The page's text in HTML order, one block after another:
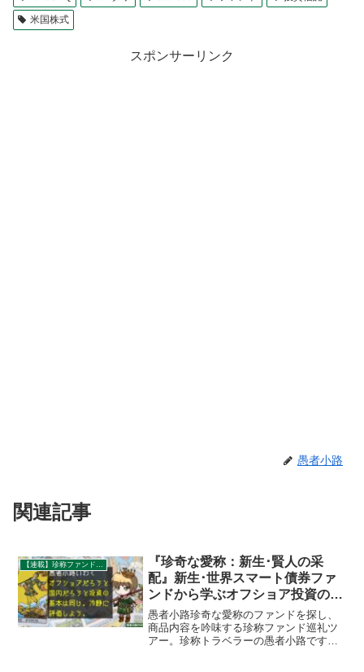
米国株式
スポンサーリンク
愚者小路
関連記事
『珍奇な愛称：新生･賢人の采
配』新生･世界スマート債券ファ
ンドから学ぶオフショア投資の現
実（珍称ファンド巡礼ツアー）を
400字で。
愚者小路珍奇な愛称のファンドを探し、
商品内容を吟味する珍称ファンド巡礼ツ
アー。珍称トラベラーの愚者小路です。